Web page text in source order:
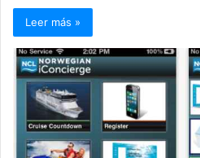
Leer más »